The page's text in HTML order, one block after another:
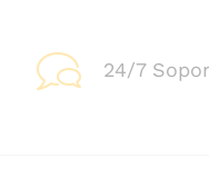
24/7